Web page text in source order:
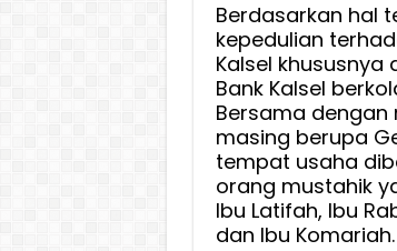
Berdasarkan hal
kepedulian
Kalsel khususnya
Bank Kalsel
Bersama
masing berupa
tempat usaha
orang mustahik
Ibu Latifah, Ibu
dan Ibu Komariah.